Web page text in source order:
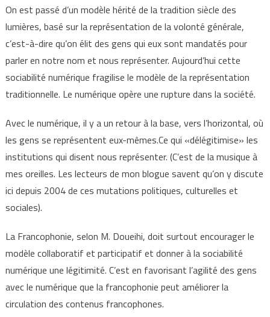
On est passé d’un modèle hérité de la tradition siècle des
lumières, basé sur la représentation de la volonté générale,
c’est-à-dire qu’on élit des gens qui eux sont mandatés pour
parler en notre nom et nous représenter. Aujourd’hui cette
sociabilité numérique fragilise le modèle de la représentation
traditionnelle. Le numérique opère une rupture dans la société.
Avec le numérique, il y a un retour à la base, vers l’horizontal, où
les gens se représentent eux-mêmes.Ce qui «délégitimise» les
institutions qui disent nous représenter. (C’est de la musique à
mes oreilles. Les lecteurs de mon blogue savent qu’on y discute
ici depuis 2004 de ces mutations politiques, culturelles et
sociales).
La Francophonie, selon M. Doueihi, doit surtout encourager le
modèle collaboratif et participatif et donner à la sociabilité
numérique une légitimité. C’est en favorisant l’agilité des gens
avec le numérique que la francophonie peut améliorer la
circulation des contenus francophones.